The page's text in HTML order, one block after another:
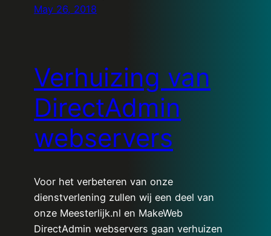
May 26, 2018
Verhuizing van
DirectAdmin
webservers
Voor het verbeteren van onze
dienstverlening zullen wij een deel van
onze Meesterlijk.nl en MakeWeb
DirectAdmin webservers gaan verhuizen